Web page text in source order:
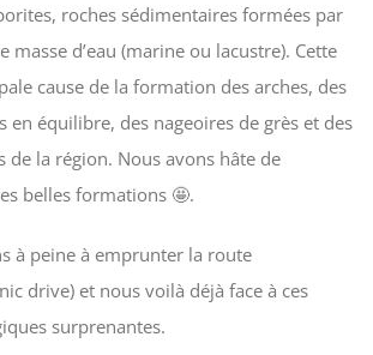
roches sédimentaires formées par
masse d’eau (marine ou lacustre). Cette
cause de la formation des arches, des
en équilibre, des nageoires de grès et des
de la région. Nous avons hâte de
belles formations 🤩.
à peine à emprunter la route
drive) et nous voilà déjà face à ces
surprenantes.